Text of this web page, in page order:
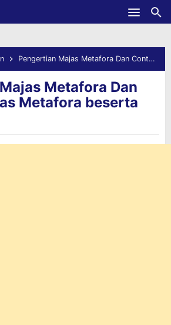
Pengertian Majas Metafora Dan Contoh Majas Metafora beserta Artinya
Metafora Dan
Metafora beserta